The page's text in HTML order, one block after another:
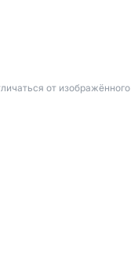
от изображённого